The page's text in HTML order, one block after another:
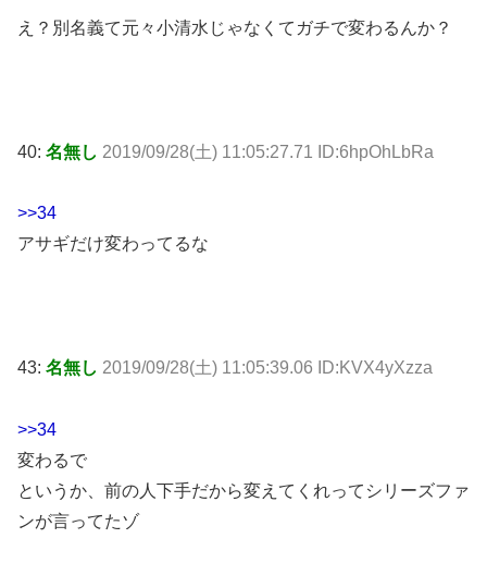
え？別名義て元々小清水じゃなくてガチで変わるんか？
40: 名無し 2019/09/28(土) 11:05:27.71 ID:6hpOhLbRa
>>34
アサギだけ変わってるな
43: 名無し 2019/09/28(土) 11:05:39.06 ID:KVX4yXzza
>>34
変わるで
というか、前の人下手だから変えてくれってシリーズファ
ンが言ってたゾ